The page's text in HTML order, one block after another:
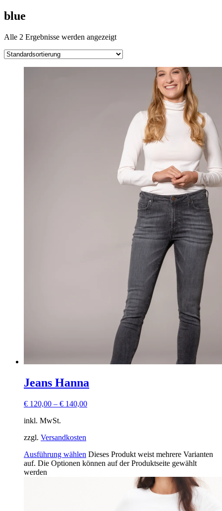
blue
Alle 2 Ergebnisse werden angezeigt
Jeans Hanna
€ 120,00 – € 140,00
inkl. MwSt.
zzgl. Versandkosten
Ausführung wählen Dieses Produkt weist mehrere Varianten
auf. Die Optionen können auf der Produktseite gewählt
werden